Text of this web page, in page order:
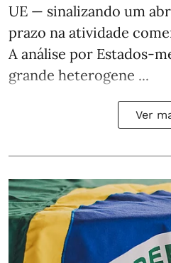
UE — sinalizando um
prazo na atividade
A análise por
grande heterogene ...
Ver